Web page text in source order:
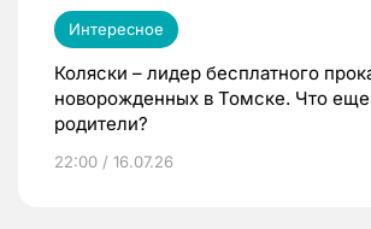
Интересное
Коляски – лидер бесплатного
новорожденных в Томске. Что еще
родители?
22:00 / 16.07.26